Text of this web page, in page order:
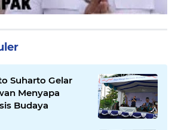
Suharto Gelar
Menyapa
Budaya